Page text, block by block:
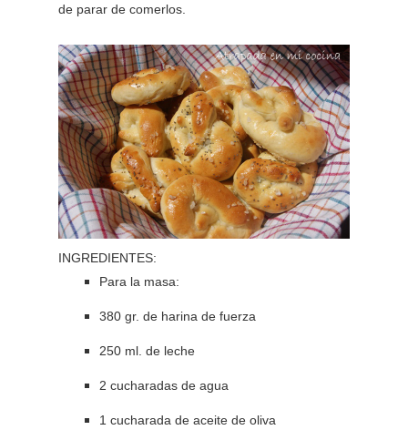
de parar de comerlos.
INGREDIENTES:
Para la masa:
380 gr. de harina de fuerza
250 ml. de leche
2 cucharadas de agua
1 cucharada de aceite de oliva